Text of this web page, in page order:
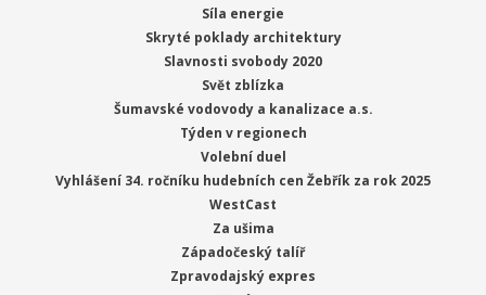
Síla energie
Skryté poklady architektury
Slavnosti svobody 2020
Svět zblízka
Šumavské vodovody a kanalizace a.s.
Týden v regionech
Volební duel
Vyhlášení 34. ročníku hudebních cen Žebřík za rok 2025
WestCast
Za ušima
Západočeský talíř
Zpravodajský expres